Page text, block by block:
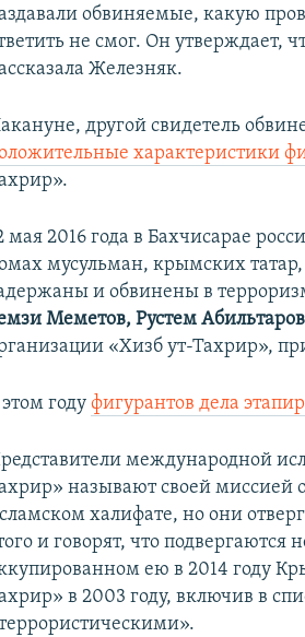
обвиняемые, какую
не смог. Он утверждает,
Железняк.
другой свидетель
характеристики
мая 2016 года в Бахчисарае
мусульман, крымских
и обвинены в
Меметов, Рустем
«Хизб ут-Тахрир»,
годуфигурантов дела
международной
называют своей миссией
халифате, но они
и говорят, что
ею в 2014 году
в 2003 году, включив в